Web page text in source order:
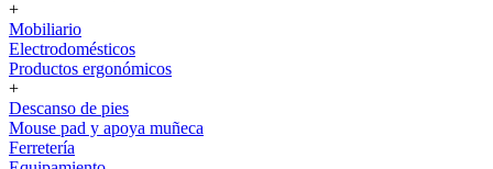
+
Mobiliario
Electrodomésticos
Productos ergonómicos
+
Descanso de pies
Mouse pad y apoya muñeca
Ferretería